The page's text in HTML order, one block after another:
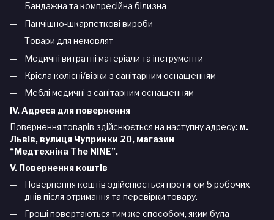
Бандажна та компресійна білизна
Панчішно-шкарпеткові вироби
Товари для немовлят
Медичні витратні матеріали та інструменти
Крісла колісні/візки з санітарним оснащенням
Меблі медичні з санітарним оснащенням
IV. Адреса для повернення
Повернення товарів здійснюється на наступну адресу: м.
Львів, вулиця Чупринки 20, магазин
“Медтехніка The NINE”.
V. Повернення коштів
Повернення коштів здійснюється протягом 5 робочих
днів після отримання та перевірки товару.
Гроші повертаються тим же способом, яким була